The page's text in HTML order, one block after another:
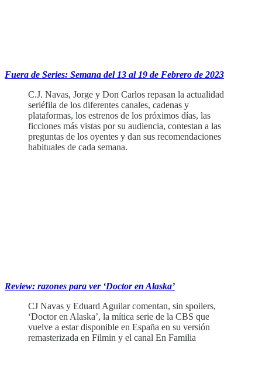
Fuera de Series: Semana del 13 al 19 de Febrero de 2023
C.J. Navas, Jorge y Don Carlos repasan la actualidad
seriéfila de los diferentes canales, cadenas y
plataformas, los estrenos de los próximos días, las
ficciones más vistas por su audiencia, contestan a las
preguntas de los oyentes y dan sus recomendaciones
habituales de cada semana.
Review: razones para ver ‘Doctor en Alaska’
CJ Navas y Eduard Aguilar comentan, sin spoilers,
‘Doctor en Alaska’, la mítica serie de la CBS que
vuelve a estar disponible en España en su versión
remasterizada en Filmin y el canal En Familia